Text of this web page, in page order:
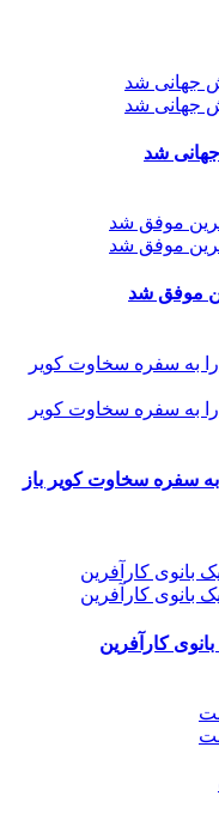
شد
موفق شد
سفره سخاوت کویر باز
کارآفرین